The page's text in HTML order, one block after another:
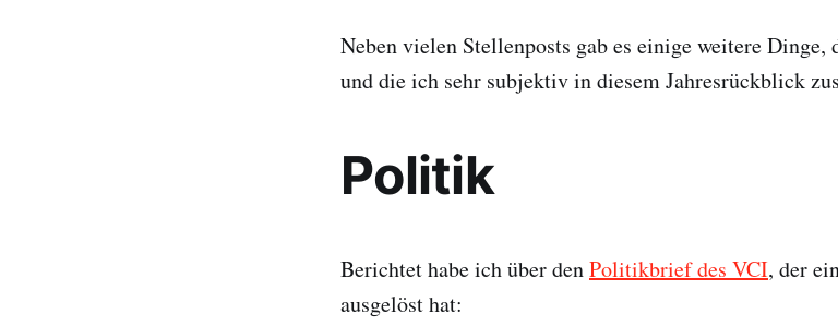
Neben vielen Stellenposts gab es einige weitere
und die ich sehr subjektiv in diesem Jahresrückblick
Politik
Berichtet habe ich über denPolitikbrief des VCI, der
ausgelöst hat: